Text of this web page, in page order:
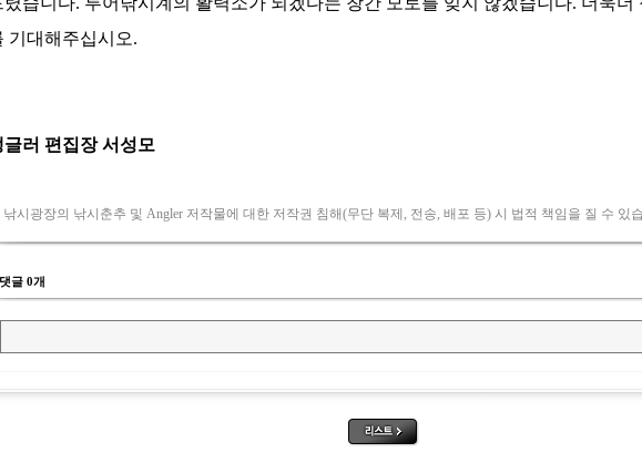
시광장의 낚시춘추 및 Angler 저작물에 대한 저작권 침해(무단 복제, 전송, 배포 등) 시 법적 책임을 질 수 있
댓글 0개